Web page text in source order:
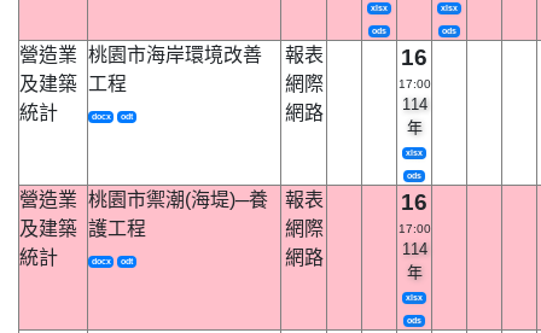
xlsx
ods
xlsx
ods
營造業
及建築
統計
桃園市海岸環境改善
工程
docx odt
報表
網際
網路
16
17:00
114
年
xlsx
ods
營造業
及建築
統計
桃園市禦潮(海堤)─養
護工程
docx odt
報表
網際
網路
16
17:00
114
年
xlsx
ods